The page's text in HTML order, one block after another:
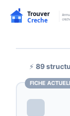
⚡ 89
FICHE